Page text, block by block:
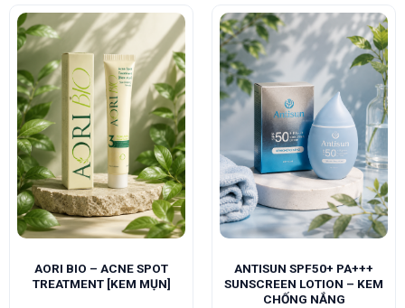
AORI BIO – ACNE SPOT
TREATMENT [KEM MỤN]
ANTISUN SPF50+ PA+++
SUNSCREEN LOTION – KEM
CHỐNG NẮNG